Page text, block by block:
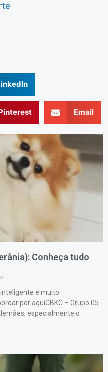
Email
Conheça tudo
e muito
por aquiCBKC – Grupo 05
especialmente o